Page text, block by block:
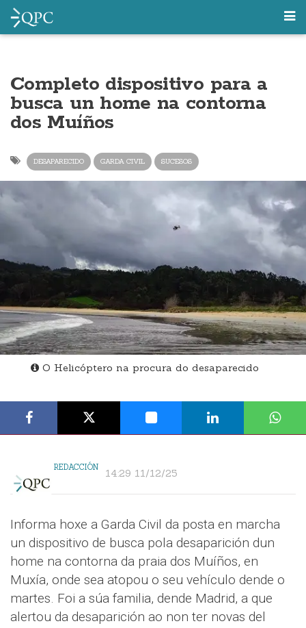
Completo dispositivo para a
busca un home na contorna
dos Muíños
DESAPARECIDO GARDA CIVIL SUCESOS
O Helicóptero na procura do desaparecido
REDACCIÓN 14:29 11/12/25
Informa hoxe a Garda Civil da posta en marcha
un dispositivo de busca pola desaparición dun
home na contorna da praia dos Muíños, en
Muxía, onde sea atopou o seu vehículo dende o
martes. Foi a súa familia, dende Madrid, a que
alertou da desaparición ao non ter novas del